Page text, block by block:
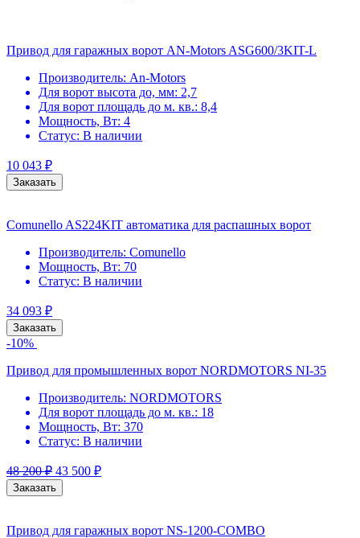
Привод для гаражных ворот AN-Motors ASG600/3KIT-L
Производитель: An-Motors
Для ворот высота до, мм: 2,7
Для ворот площадь до м. кв.: 8,4
Мощность, Вт: 4
Статус: В наличии
10 043 ₽
Заказать
Comunello AS224KIT автоматика для распашных ворот
Производитель: Comunello
Мощность, Вт: 70
Статус: В наличии
34 093 ₽
Заказать
-10%
Привод для промышленных ворот NORDMOTORS NI-35
Производитель: NORDMOTORS
Для ворот площадь до м. кв.: 18
Мощность, Вт: 370
Статус: В наличии
48 200₽ 43 500 ₽
Заказать
Привод для гаражных ворот NS-1200-COMBO